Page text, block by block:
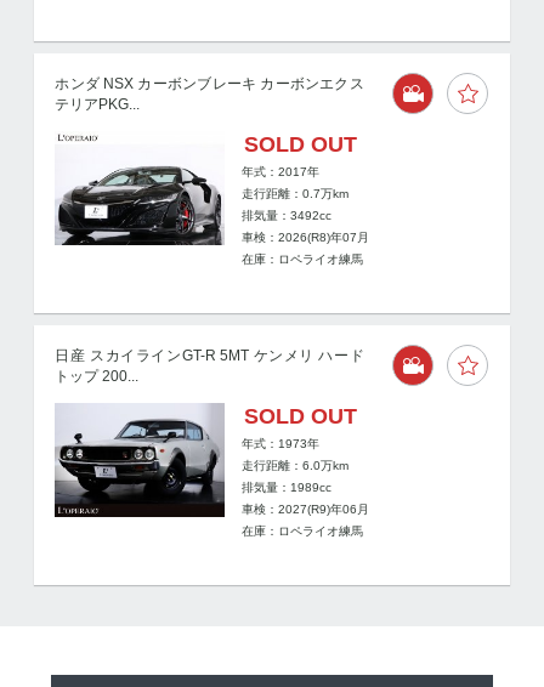
ホンダ NSX カーボンブレーキ カーボンエクス
テリアPKG...
SOLD OUT
年式：2017年
走行距離：0.7万km
排気量：3492cc
車検：2026(R8)年07月
在庫：ロペライオ練馬
日産 スカイラインGT-R 5MT ケンメリ ハード
トップ 200...
SOLD OUT
年式：1973年
走行距離：6.0万km
排気量：1989cc
車検：2027(R9)年06月
在庫：ロペライオ練馬